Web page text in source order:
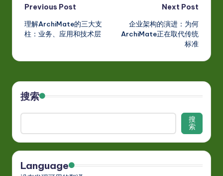
Post
navigation
Previous Post
理解ArchiMate的三大支
柱：业务、应用和技术层
Next Post
企业架构的演进：为何
ArchiMate正在取代传统
标准
搜索
搜
索
Language